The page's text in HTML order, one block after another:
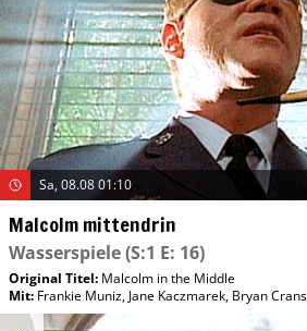
Sa, 08.08 01:10
Malcolm mittendrin
Wasserspiele(S:1 E: 16)
Original Titel: Malcolm in the Middle
Mit: Frankie Muniz, Jane Kaczmarek, Bryan